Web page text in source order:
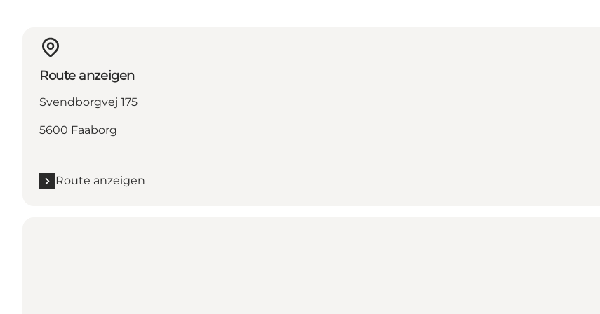
Route anzeigen
Svendborgvej 175
5600 Faaborg
Route anzeigen